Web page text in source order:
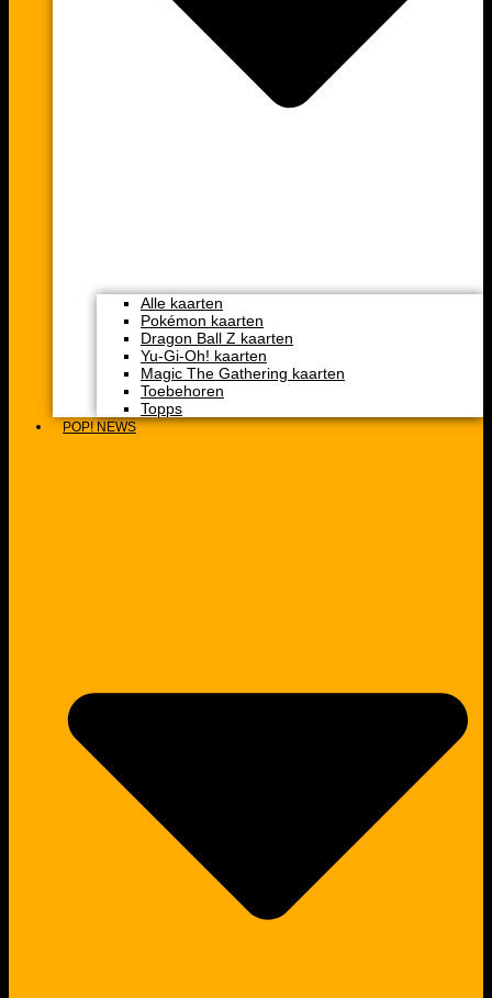
Alle kaarten
Pokémon kaarten
Dragon Ball Z kaarten
Yu-Gi-Oh! kaarten
Magic The Gathering kaarten
Toebehoren
Topps
POP! NEWS